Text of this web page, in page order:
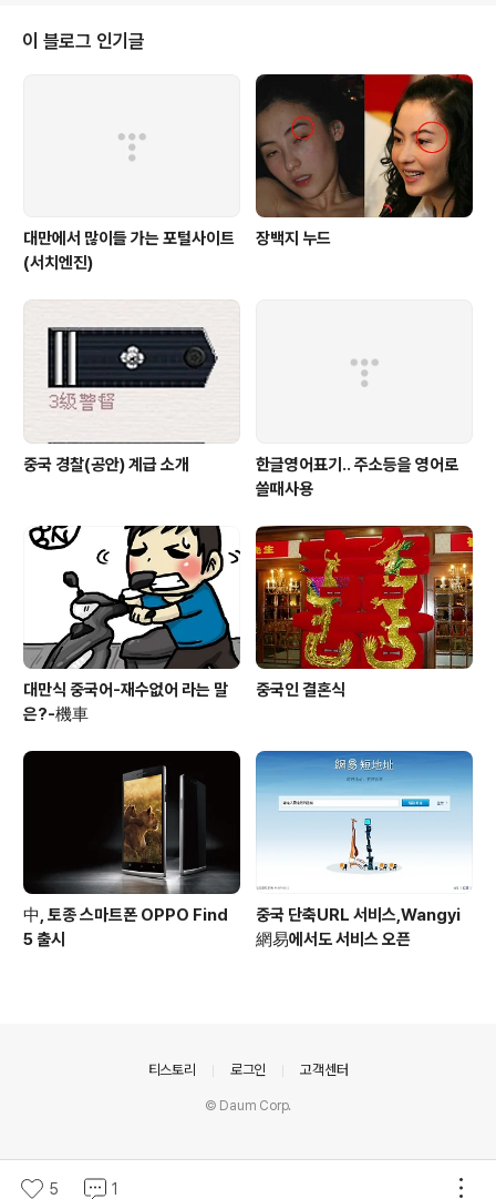
라 먹는 재미가 있다. 포키데이 무대 양쪽에서 한창 포키를
판매중이다. 한켠에서 "포키 포키 포오키 포키 포키 포오키
.................." 이렇게 노래가 흘러나오고 있었다. 은근 중독
성이 있는 노래였어서 지금도 생각난다.^^ 타이메이가 좋
아하는 녹차맛이랑 블루베리맛도 보인다. 중국 애들..
이 블로그 인기글
대만에서 많이들 가는 포털사이트
(서치엔진)
장백지 누드
중국 경찰(공안) 계급 소개
한글영어표기.. 주소등을 영어로
쓸때사용
대만식 중국어-재수없어 라는 말
은?-機車
중국인 결혼식
中, 토종 스마트폰 OPPO Find
5 출시
중국 단축URL 서비스,Wangyi
網易에서도 서비스 오픈
5 1
티스토리 로그인 고객센터
© Daum Corp.